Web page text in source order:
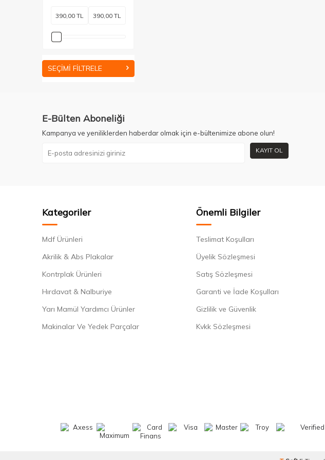
SEÇIMI FILTRELE
E-Bülten Aboneliği
Kampanya ve yeniliklerden haberdar olmak için e-bültenimize abone olun!
KAYIT OL
Kategoriler
Mdf Ürünleri
Akrilik & Abs Plakalar
Kontrplak Ürünleri
Hırdavat & Nalburiye
Yarı Mamül Yardımcı Ürünler
Makinalar Ve Yedek Parçalar
Önemli Bilgiler
Teslimat Koşulları
Üyelik Sözleşmesi
Satış Sözleşmesi
Garanti ve İade Koşulları
Gizlilik ve Güvenlik
Kvkk Sözleşmesi